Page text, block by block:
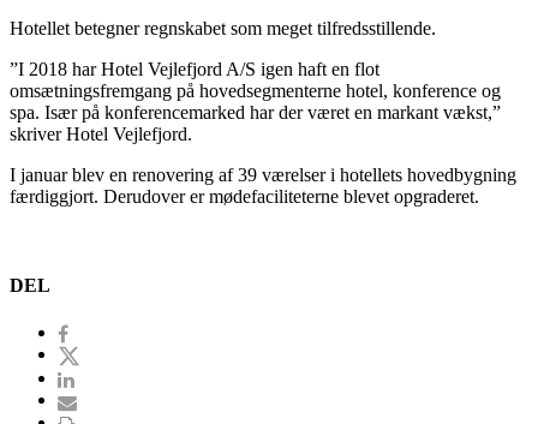
Hotellet betegner regnskabet som meget tilfredsstillende.
”I 2018 har Hotel Vejlefjord A/S igen haft en flot
omsætningsfremgang på hovedsegmenterne hotel, konference og
spa. Især på konferencemarked har der været en markant vækst,”
skriver Hotel Vejlefjord.
I januar blev en renovering af 39 værelser i hotellets hovedbygning
færdiggjort. Derudover er mødefaciliteterne blevet opgraderet.
DEL